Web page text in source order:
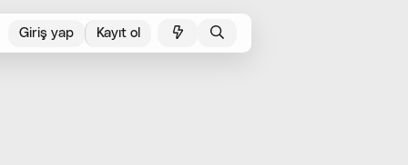
Giriş yap Kayıt ol